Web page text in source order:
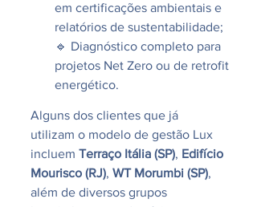
em certificações ambientais e
relatórios de sustentabilidade;
🔹 Diagnóstico completo para
projetos Net Zero ou de retrofit
energético.
Alguns dos clientes que já
utilizam o modelo de gestão Lux
incluem Terraço Itália (SP), Edifício
Mourisco (RJ), WT Morumbi (SP),
além de diversos grupos